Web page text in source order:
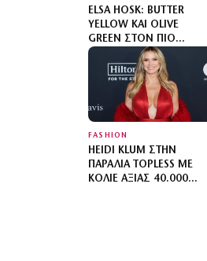
ELSA HOSK: BUTTER
YELLOW ΚΑΙ OLIVE
GREEN ΣΤΟΝ ΠΙΟ
SOPHISTICATED
ΧΡΩΜΑΤΙΚΌ
ΣΥΝΔΥΑΣΜΌ ΜΕ MIX N’
MATCH ΜΟΤΊΒΑ
FASHION
HEIDI KLUM ΣΤΗΝ
ΠΑΡΑΛΊΑ TOPLESS ΜΕ
ΚΟΛΙΈ ΑΞΊΑΣ 40.000